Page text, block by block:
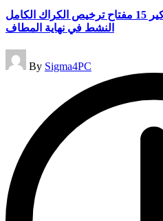
تحميل برنامج ادفانسد سيستم كير 15 مفتاح ترخيص الكراك الكامل
النشط في نهاية المطاف
Posted
by
By Sigma4PC